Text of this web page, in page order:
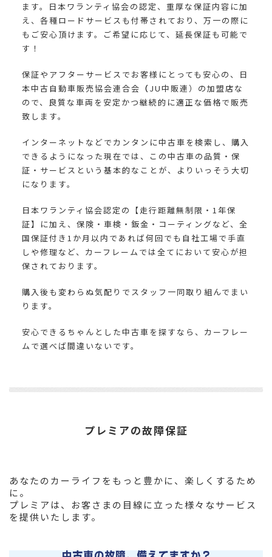
ます。日本ワランティ協会の認定、重厚な保証内容に加
え、各種ロードサービスも付帯されており、万一の際に
もご安心頂けます。ご希望に応じて、延長保証も可能で
す！
保証やアフターサービスでお客様にとっても安心の、日
本中古自動車販売協会連合会 （JU中販連）の加盟店な
ので、良質な車両を安定かつ継続的に適正な価格で販売
致します。
インターネットなどでカンタンに中古車を検索し、購入
できるようになった現在では、この中古車の品質・保
証・サービスという基本的なことが、よりいっそう大切
になります。
日本ワランティ協会認定の【走行距離無制限・ 1年保
証】に加え、保険・車検・鈑金・コーティングなど、全
国保証付き 1 か月以内であれば何回でも自社工場で手直
しや修理など、カーフレームでは全てにおいて安心が担
保されております。
購入後も変わらぬ気配りでスタッフ一同取り組んでまい
ります。
安心できるちゃんとした中古車を探すなら、カーフレー
ムで選べば間違いないです。
プレミアの故障保証
あなたのカーライフをもっと豊かに、楽しくするため
に。
プレミアは、お客さまの目線に立った様々なサービス
を提供いたします。